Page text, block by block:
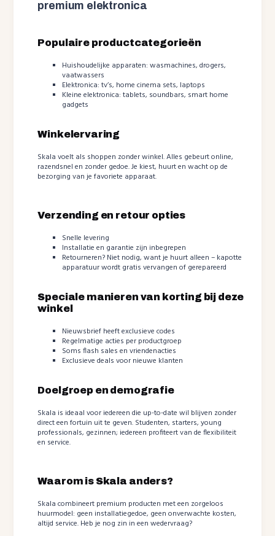
premium elektronica
Populaire productcategorieën
Huishoudelijke apparaten: wasmachines, drogers,
vaatwassers
Elektronica: tv’s, home cinema sets, laptops
Kleine elektronica: tablets, soundbars, smart home
gadgets
Winkelervaring
Skala voelt als shoppen zonder winkel. Alles gebeurt online,
razendsnel en zonder gedoe. Je kiest, huurt en wacht op de
bezorging van je favoriete apparaat.
Verzending en retour opties
Snelle levering
Installatie en garantie zijn inbegrepen
Retourneren? Niet nodig, want je huurt alleen – kapotte
apparatuur wordt gratis vervangen of gerepareerd
Speciale manieren van korting bij deze
winkel
Nieuwsbrief heeft exclusieve codes
Regelmatige acties per productgroep
Soms flash sales en vriendenacties
Exclusieve deals voor nieuwe klanten
Doelgroep en demografie
Skala is ideaal voor iedereen die up-to-date wil blijven zonder
direct een fortuin uit te geven. Studenten, starters, young
professionals, gezinnen; iedereen profiteert van de flexibiliteit
en service.
Waarom is Skala anders?
Skala combineert premium producten met een zorgeloos
huurmodel: geen installatiegedoe, geen onverwachte kosten,
altijd service. Heb je nog zin in een wedervraag?